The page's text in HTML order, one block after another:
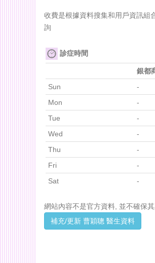
收費是根據資料搜集和用戶資訊組
詢
診症時間
銀都
Sun
-
Mon
-
Tue
-
Wed
-
Thu
-
Fri
-
Sat
-
網站內容不是官方資料, 並不確保
補充/更新 曹穎聰 醫生資料